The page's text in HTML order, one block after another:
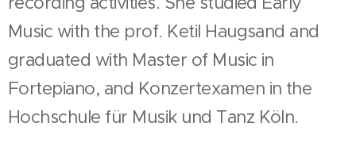
Music with the prof. Ketil Haugsand and
graduated with Master of Music in
Fortepiano, and Konzertexamen in the
Hochschule für Musik und Tanz Köln.